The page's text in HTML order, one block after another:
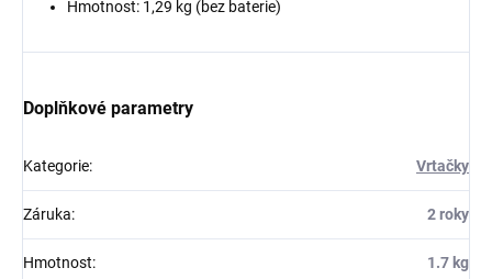
Hmotnost: 1,29 kg (bez baterie)
Doplňkové parametry
Kategorie: Vrtačky
Záruka: 2 roky
Hmotnost: 1.7 kg